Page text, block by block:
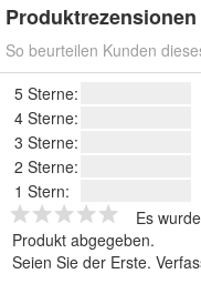
Produktrezensionen
So beurteilen Kunden
5 Sterne:
4 Sterne:
3 Sterne:
2 Sterne:
1 Stern:
Es
Produkt abgegeben.
Seien Sie der Erste.